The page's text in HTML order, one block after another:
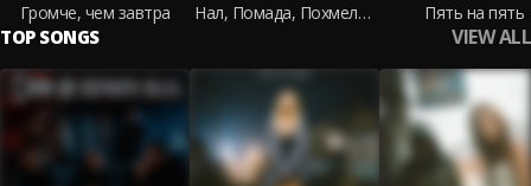
Громче, чем завтра
Нал, Помада, Похмелье
Пять на пять
TOP SONGS VIEW ALL